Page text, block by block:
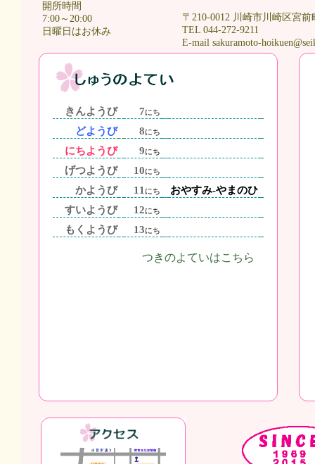
開所時間
7:00～20:00
日曜日はお休み
〒210-0012 川崎市川崎区宮
TEL 044-272-9211
E-mail sakuramoto-
きんようび 7にち
どようび 8にち
にちようび 9にち
げつようび 10にち
かようび 11 にち
おやすみ-やまのひ
すいようび
12にち
もくようび 13にち
つきのよていはこちら